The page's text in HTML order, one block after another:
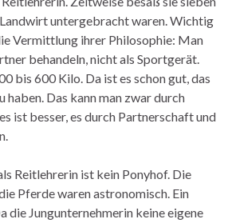
untergebracht waren. Wichtig
Vermittlung ihrer Philosophie: Man
behandeln, nicht als Sportgerät.
bis 600 Kilo. Da ist es schon gut, das
haben. Das kann man zwar durch
ist besser, es durch Partnerschaft und
Reitlehrerin ist kein Ponyhof. Die
Pferde waren astronomisch. Ein
die Jungunternehmerin keine eigene